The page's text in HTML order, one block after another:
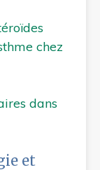
chez
dans
et